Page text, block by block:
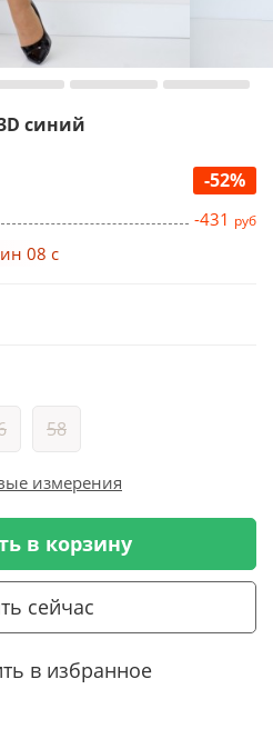
синий
-52%
-431 руб
08 с
58
измерения
в корзину
сейчас
в избранное